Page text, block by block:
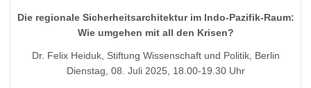
Die regionale Sicherheitsarchitektur im Indo-Pazifik-Raum:
Wie umgehen mit all den Krisen?
Dr. Felix Heiduk, Stiftung Wissenschaft und Politik, Berlin
Dienstag, 08. Juli 2025, 18.00-19.30 Uhr